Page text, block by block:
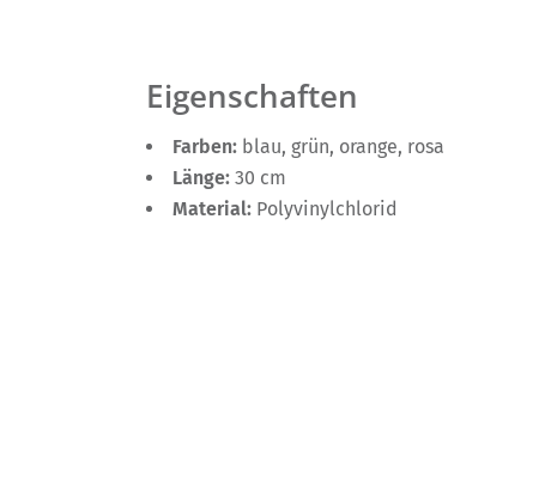
Eigenschaften
Farben: blau, grün, orange, rosa
Länge: 30 cm
Material: Polyvinylchlorid